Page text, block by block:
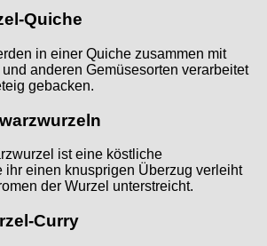
Quiche
in einer Quiche zusammen mit
anderen Gemüsesorten verarbeitet
gebacken.
ist eine köstliche
ihr einen knusprigen Überzug verleiht
der Wurzel unterstreicht.
Curry